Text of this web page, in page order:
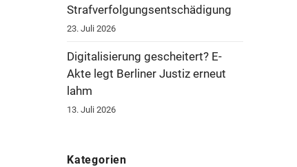
Strafverfolgungsentschädigung
23. Juli 2026
Digitalisierung gescheitert? E-
Akte legt Berliner Justiz erneut
lahm
13. Juli 2026
Kategorien